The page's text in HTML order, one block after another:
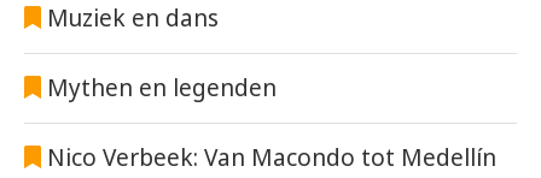
Muziek en dans
Mythen en legenden
Nico Verbeek: Van Macondo tot Medellín